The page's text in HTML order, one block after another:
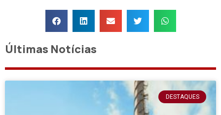
Últimas Notícias
DESTAQUES